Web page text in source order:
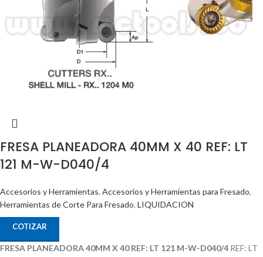
FRESA PLANEADORA 40MM X 40 REF: LT
121 M-W-D040/4
Accesorios y Herramientas, Accesorios y Herramientas para Fresado,
Herramientas de Corte Para Fresado, LIQUIDACION
COTIZAR
FRESA PLANEADORA 40MM X 40 REF: LT 121 M-W-D040/4 REF: LT